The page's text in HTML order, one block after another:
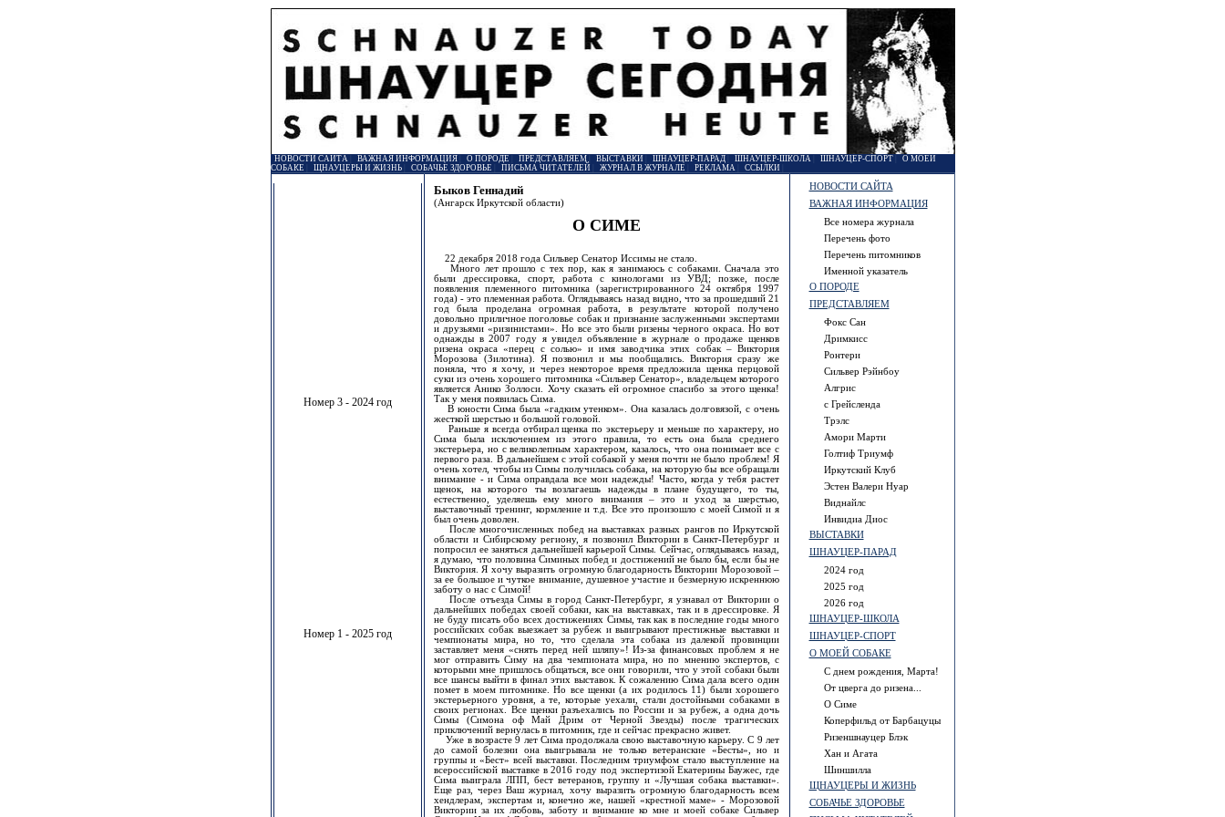
НОВОСТИ САЙТА| ВАЖНАЯ ИНФОРМАЦИЯ| О ПОРОДЕ ПРЕДСТАВЛЯЕМ| ВЫСТАВКИ ШНАУЦЕР-ПАРАД| ШНАУЦЕР-ШКОЛА| ШНАУЦЕР-СПОРТ|
О МОЕЙ
СОБАКЕ
ЩНАУЦЕРЫ И ЖИЗНЬ| СОБАЧЬЕ ЗДОРОВЬЕ ПИСЬМА ЧИТАТЕЛЕЙ ЖУРНАЛ В ЖУРНАЛЕ РЕКЛАМА| ССЫЛКИ
Номер 3 - 2024 год
Номер 1 - 2025 год
Быков Геннадий
(Ангарск Иркутской области)
О СИМЕ
22 декабря 2018 года Сильвер Сенатор Иссимы не стало.
Много лет прошло с тех пор, как я занимаюсь с собаками. Сначала это
были дрессировка, спорт, работа с кинологами из УВД; позже, после
появления племенного питомника (зарегистрированного 24 октября 1997
года) - это племенная работа. Оглядываясь назад видно, что за прошедший 21
год была проделана огромная работа, в результате которой получено
довольно приличное поголовье собак и признание заслуженными экспертами
и друзьями «ризинистами». Но все это были ризены черного окраса. Но вот
однажды в 2007 году я увидел объявление в журнале о продаже щенков
ризена окраса «перец с солью» и имя заводчика этих собак – Виктория
Морозова (Зилотина). Я позвонил и мы пообщались. Виктория сразу же
поняла, что я хочу, и через некоторое время предложила щенка перцовой
суки из очень хорошего питомника «Сильвер Сенатор», владельцем которого
является Анико Золлоси. Хочу сказать ей огромное спасибо за этого щенка!
Так у меня появилась Сима.
В юности Сима была «гадким утенком». Она казалась долговязой, с очень
жесткой шерстью и большой головой.
Раньше я всегда отбирал щенка по экстерьеру и меньше по характеру, но
Сима была исключением из этого правила, то есть она была среднего
экстерьера, но с великолепным характером, казалось, что она понимает все с
первого раза. В дальнейшем с этой собакой у меня почти не было проблем! Я
очень хотел, чтобы из Симы получилась собака, на которую бы все обращали
внимание - и Сима оправдала все мои надежды! Часто, когда у тебя растет
щенок, на которого ты возлагаешь надежды в плане будущего, то ты,
естественно, уделяешь ему много внимания – это и уход за шерстью,
выставочный тренинг, кормление и т.д. Все это произошло с моей Симой и я
был очень доволен.
После многочисленных побед на выставках разных рангов по Иркутской
области и Сибирскому региону, я позвонил Виктории в Санкт-Петербург и
попросил ее заняться дальнейшей карьерой Симы. Сейчас, оглядываясь назад,
я думаю, что половина Симиных побед и достижений не было бы, если бы не
Виктория. Я хочу выразить огромную благодарность Виктории Морозовой –
за ее большое и чуткое внимание, душевное участие и безмерную искреннюю
заботу о нас с Симой!
После отъезда Симы в город Санкт-Петербург, я узнавал от Виктории о
дальнейших победах своей собаки, как на выставках, так и в дрессировке. Я
не буду писать обо всех достижениях Симы, так как в последние годы много
российских собак выезжает за рубеж и выигрывают престижные выставки и
чемпионаты мира, но то, что сделала эта собака из далекой провинции
заставляет меня «снять перед ней шляпу»! Из-за финансовых проблем я не
мог отправить Симу на два чемпионата мира, но по мнению экспертов, с
которыми мне пришлось общаться, все они говорили, что у этой собаки были
все шансы выйти в финал этих выставок. К сожалению Сима дала всего один
помет в моем питомнике. Но все щенки (а их родилось 11) были хорошего
экстерьерного уровня, а те, которые уехали, стали достойными собаками в
своих регионах. Все щенки разъехались по России и за рубеж, а одна дочь
Симы (Симона оф Май Дрим от Черной Звезды) после трагических
приключений вернулась в питомник, где и сейчас прекрасно живет.
Уже в возрасте 9 лет Сима продолжала свою выставочную карьеру. С 9 лет
до самой болезни она выигрывала не только ветеранские «Бесты», но и
группы и «Бест» всей выставки. Последним триумфом стало выступление на
всероссийской выставке в 2016 году под экспертизой Екатерины Баужес, где
Сима выиграла ЛПП, бест ветеранов, группу и «Лучшая собака выставки».
Еще раз, через Ваш журнал, хочу выразить огромную благодарность всем
хендлерам, экспертам и, конечно же, нашей «крестной маме» - Морозовой
Виктории за их любовь, заботу и внимание ко мне и моей собаке Сильвер
НОВОСТИ САЙТА
ВАЖНАЯ ИНФОРМАЦИЯ
Все номера журнала
Перечень фото
Перечень питомников
Именной указатель
О ПОРОДЕ
ПРЕДСТАВЛЯЕМ
Фокс Сан
Дримкисс
Ронтери
Сильвер Рэйнбоу
Алгрис
с Грейсленда
Трэлс
Амори Марти
Голтиф Триумф
Иркутский Клуб
Эстен Валери Нуар
Виднайлс
Инвидиа Диос
ВЫСТАВКИ
ШНАУЦЕР-ПАРАД
2024 год
2025 год
2026 год
ШНАУЦЕР-ШКОЛА
ШНАУЦЕР-СПОРТ
О МОЕЙ СОБАКЕ
С днем рождения, Марта!
От цверга до ризена...
О Симе
Коперфильд от Барбацуцы
Ризеншнауцер Блэк
Хан и Агата
Шиншилла
ЩНАУЦЕРЫ И ЖИЗНЬ
СОБАЧЬЕ ЗДОРОВЬЕ